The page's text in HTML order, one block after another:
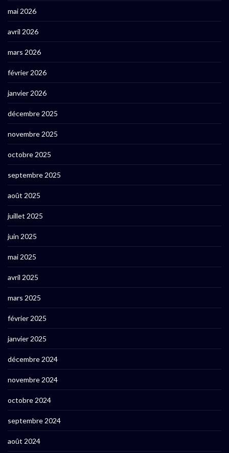
mai 2026
avril 2026
mars 2026
février 2026
janvier 2026
décembre 2025
novembre 2025
octobre 2025
septembre 2025
août 2025
juillet 2025
juin 2025
mai 2025
avril 2025
mars 2025
février 2025
janvier 2025
décembre 2024
novembre 2024
octobre 2024
septembre 2024
août 2024